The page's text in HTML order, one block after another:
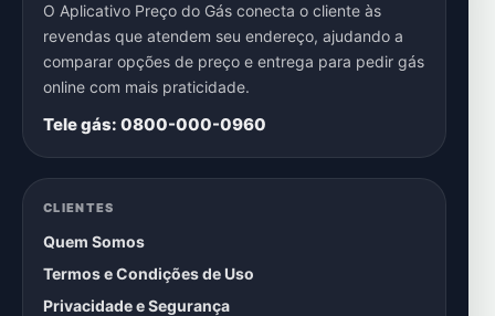
O Aplicativo Preço do Gás conecta o cliente às
revendas que atendem seu endereço, ajudando a
comparar opções de preço e entrega para pedir gás
online com mais praticidade.
Tele gás: 0800-000-0960
CLIENTES
Quem Somos
Termos e Condições de Uso
Privacidade e Segurança